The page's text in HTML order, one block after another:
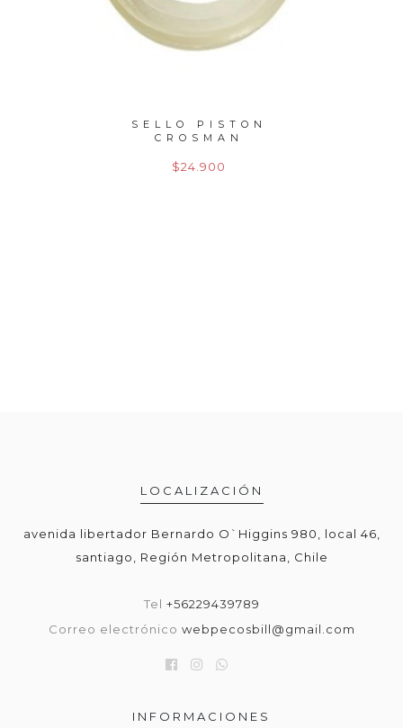
SELLO PISTON
CROSMAN
$24.900
LOCALIZACIÓN
avenida libertador Bernardo O`Higgins 980, local 46,
santiago, Región Metropolitana, Chile
Tel +56229439789
Correo electrónico webpecosbill@gmail.com
INFORMACIONES